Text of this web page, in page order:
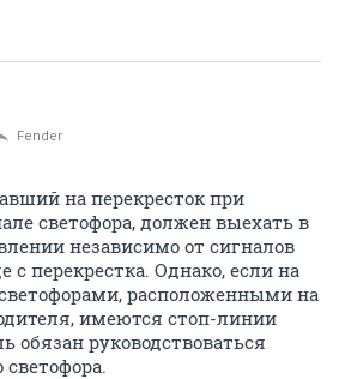
Fender
на перекресток при
светофора, должен выехать в
независимо от сигналов
с перекрестка. Однако, если на
расположенными на
имеются стоп-линии
обязан руководствоваться